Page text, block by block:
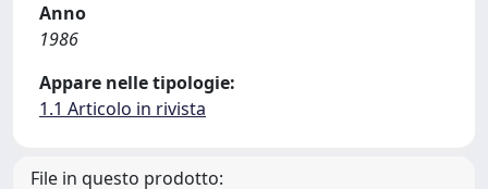
Anno
1986
Appare nelle tipologie:
1.1 Articolo in rivista
File in questo prodotto: